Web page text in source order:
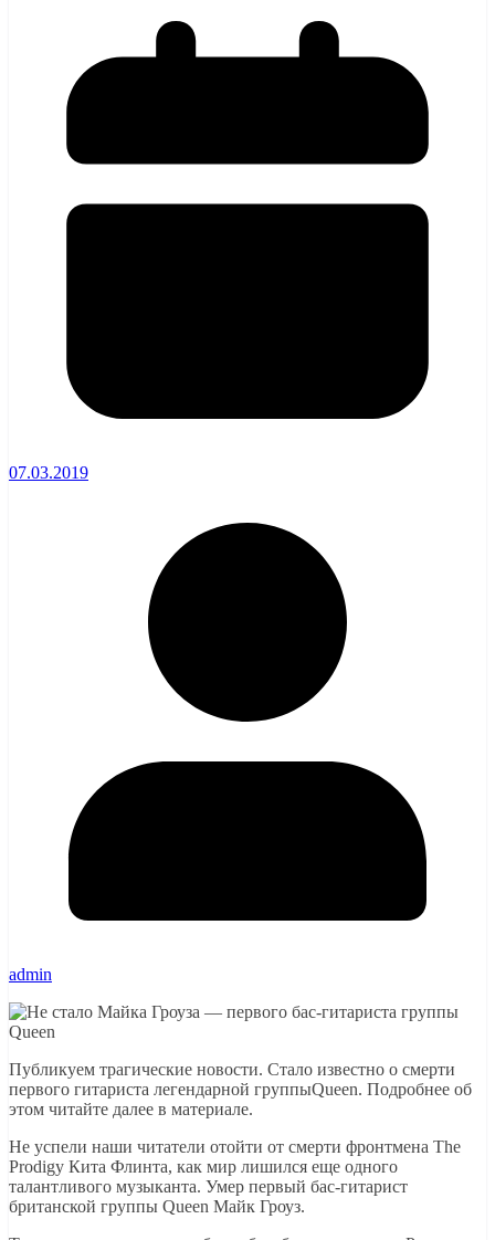
07.03.2019
admin
Публикуем трагические новости. Стало известно о смерти
первого гитариста легендарной группыQueen. Подробнее об
этом читайте далее в материале.
Не успели наши читатели отойти от смерти фронтмена The
Prodigy Кита Флинта, как мир лишился еще одного
талантливого музыканта. Умер первый бас-гитарист
британской группы Queen Майк Гроуз.